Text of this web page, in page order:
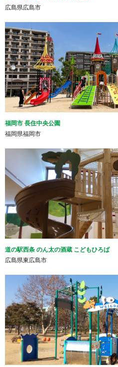
広島県広島市
福岡市 長住中央公園
福岡県福岡市
道の駅西条 のん太の酒蔵 こどもひろば
広島県東広島市